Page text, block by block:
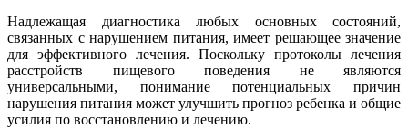
Надлежащая диагностика любых основных состояний,
связанных с нарушением питания, имеет решающее значение
для эффективного лечения. Поскольку протоколы лечения
расстройств пищевого поведения не являются
универсальными, понимание потенциальных причин
нарушения питания может улучшить прогноз ребенка и общие
усилия по восстановлению и лечению.